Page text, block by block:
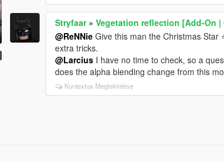
Stryfaar»Vegetation reflection [Add-On |
@ReNNie Give this man the Christmas Star
extra tricks.
@Larcius I have no time to check, so a
does the alpha blending change from this
Kontextus Megtekintése